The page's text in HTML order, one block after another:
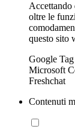
Accettando
oltre le
questo sito
Google
Microsoft
Freshchat
Contenuti